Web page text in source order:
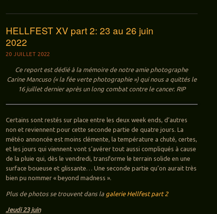
HELLFEST XV part 2: 23 au 26 juin
2022
20 JUILLET 2022
Ce report est dédié à la mémoire de notre amie photographe
Carine Mancuso (« la fée verte photographie ») qui nous a quittés le
16 juillet dernier après un long combat contre le cancer. RIP
Certains sont restés sur place entre les deux week ends, d’autres
non et reviennent pour cette seconde partie de quatre jours. La
météo annoncée est moins clémente, la température a chuté, certes,
et les jours qui viennent vont s’avérer tout aussi compliqués à cause
de la pluie qui, dès le vendredi, transforme le terrain solide en une
surface boueuse et glissante… Une seconde partie qu’on aurait très
bien pu nommer « beyond madness ».
Plus de photos se trouvent dans la galerie Hellfest part 2
Jeudi 23 juin